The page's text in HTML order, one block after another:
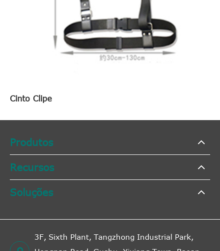
Cinto Clipe
Produtos
Recursos
Soluções
3F, Sixth Plant, Tangzhong Industrial Park,